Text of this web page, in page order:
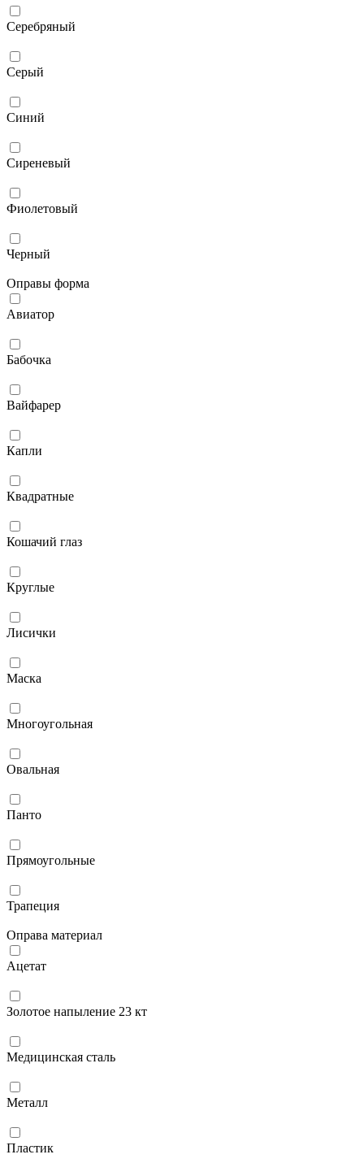
Серебряный
Серый
Синий
Сиреневый
Фиолетовый
Черный
Оправы форма
Авиатор
Бабочка
Вайфарер
Капли
Квадратные
Кошачий глаз
Круглые
Лисички
Маска
Многоугольная
Овальная
Панто
Прямоугольные
Трапеция
Оправа материал
Ацетат
Золотое напыление 23 кт
Медицинская сталь
Металл
Пластик